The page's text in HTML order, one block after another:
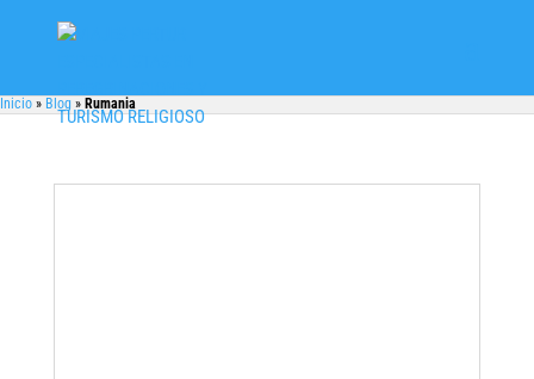
Inicio » Blog » Rumania